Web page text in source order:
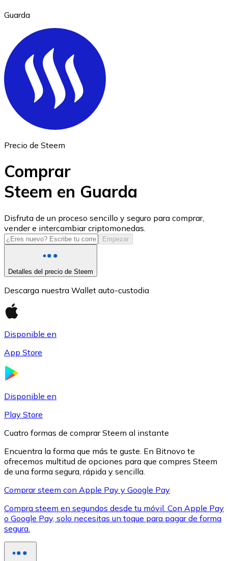
Ethereum
ETH
USD Coin
USDC
XRP
XRP
Guarda
Precio de Steem
Comprar
Steem en Guarda
Disfruta de un proceso sencillo y seguro para comprar,
vender e intercambiar criptomonedas.
Empezar
Detalles del precio de Steem
Descarga nuestra Wallet auto-custodia
Disponible en
App Store
Disponible en
Play Store
Cuatro formas de comprar Steem al instante
Encuentra la forma que más te guste. En Bitnovo te
ofrecemos multitud de opciones para que compres Steem
de una forma segura, rápida y sencilla.
Comprar steem con Apple Pay y Google Pay
Compra steem en segundos desde tu móvil. Con Apple Pay
o Google Pay, solo necesitas un toque para pagar de forma
segura.